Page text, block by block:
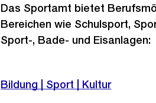
Das Sportamt bietet
Bereichen wie Schulsport,
Sport-, Bade- und Eisanlagen:
Bildung | Sport | Kultur